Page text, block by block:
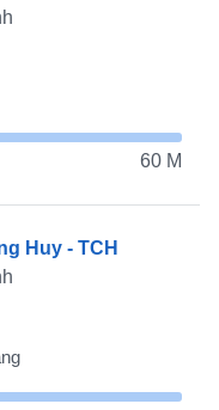
60 M
Huy - TCH